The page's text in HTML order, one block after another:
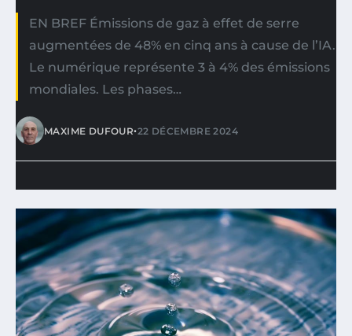
EN BREF Émissions de gaz à effet de serre
augmentées de 48% en cinq ans à cause de l’IA.
Le numérique représente 3 à 4% des émissions
mondiales. Les phases…
MAXIME DUFOUR•22 DÉCEMBRE 2024